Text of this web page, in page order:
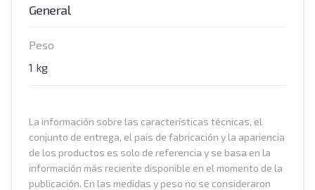
General
Peso
1 kg
La información sobre las características técnicas, el
conjunto de entrega, el país de fabricación y la apariencia
de los productos es solo de referencia y se basa en la
información más reciente disponible en el momento de la
publicación. En las medidas y peso no se consideraron